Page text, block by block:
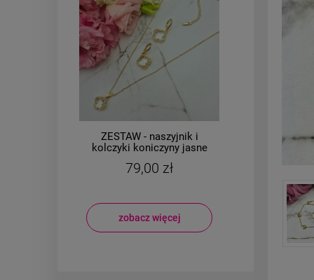
ZESTAW - naszyjnik i
kolczyki koniczyny jasne
79,00 zł
zobacz więcej